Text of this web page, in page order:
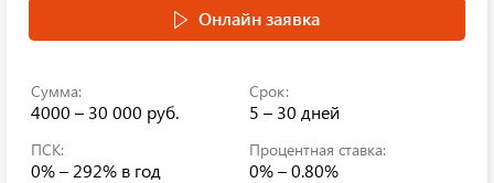
Онлайн заявка
Сумма:
4000 – 30 000 руб.
Срок:
5 – 30 дней
ПСК:
0% – 292% в год
Процентная ставка:
0% – 0.80%